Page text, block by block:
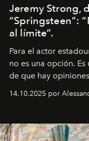
Jeremy Strong,
“Springsteen”:
al límite”.
Para el actor
no es una opción.
de que hay
demasiado en
pérdida de tiempo",
14.10.2025 por